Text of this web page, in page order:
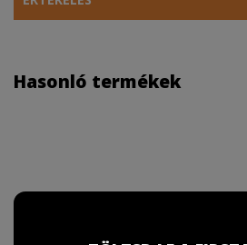
Hasonló termékek